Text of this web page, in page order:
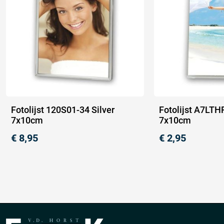
Fotolijst 120S01-34 Silver
7x10cm
€ 8,95
Fotolijst
7x10cm
€ 2,95